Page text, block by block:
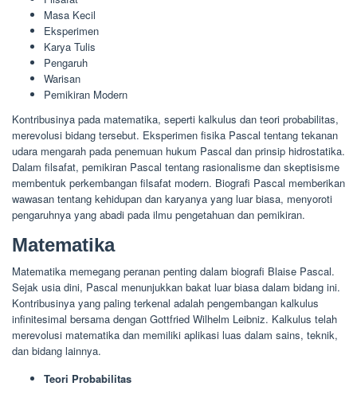
Masa Kecil
Eksperimen
Karya Tulis
Pengaruh
Warisan
Pemikiran Modern
Kontribusinya pada matematika, seperti kalkulus dan teori probabilitas,
merevolusi bidang tersebut. Eksperimen fisika Pascal tentang tekanan
udara mengarah pada penemuan hukum Pascal dan prinsip hidrostatika.
Dalam filsafat, pemikiran Pascal tentang rasionalisme dan skeptisisme
membentuk perkembangan filsafat modern. Biografi Pascal memberikan
wawasan tentang kehidupan dan karyanya yang luar biasa, menyoroti
pengaruhnya yang abadi pada ilmu pengetahuan dan pemikiran.
Matematika
Matematika memegang peranan penting dalam biografi Blaise Pascal.
Sejak usia dini, Pascal menunjukkan bakat luar biasa dalam bidang ini.
Kontribusinya yang paling terkenal adalah pengembangan kalkulus
infinitesimal bersama dengan Gottfried Wilhelm Leibniz. Kalkulus telah
merevolusi matematika dan memiliki aplikasi luas dalam sains, teknik,
dan bidang lainnya.
Teori Probabilitas